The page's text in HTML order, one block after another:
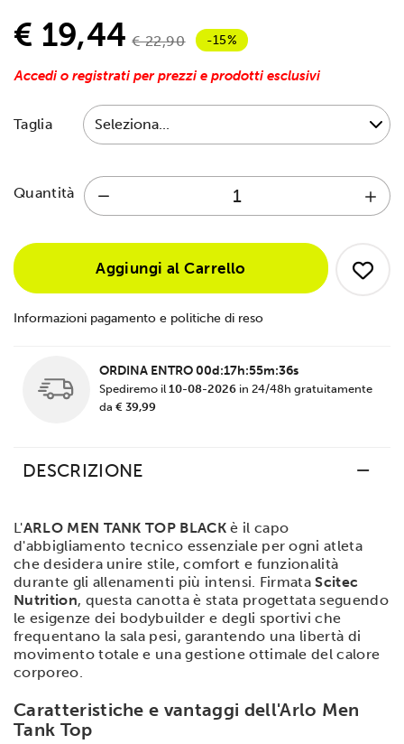
€ 19,44 € 22,90 -15%
Accedi o registrati per prezzi e prodotti esclusivi
Taglia
Quantità
Aggiungi al Carrello
Informazioni pagamento e politiche di reso
ORDINA ENTRO00d:17h:55m:36s
Spediremo il 10-08-2026 in 24/48h gratuitamente
da € 39,99
DESCRIZIONE
L'ARLO MEN TANK TOP BLACK è il capo
d'abbigliamento tecnico essenziale per ogni atleta
che desidera unire stile, comfort e funzionalità
durante gli allenamenti più intensi. FirmataScitec
Nutrition, questa canotta è stata progettata seguendo
le esigenze dei bodybuilder e degli sportivi che
frequentano la sala pesi, garantendo una libertà di
movimento totale e una gestione ottimale del calore
corporeo.
Caratteristiche e vantaggi dell'Arlo Men
Tank Top